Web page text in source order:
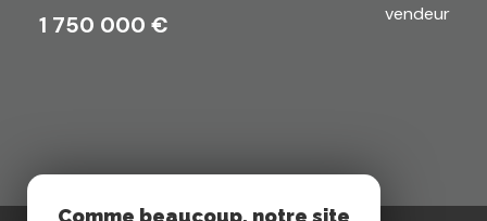
1 750 000 €
vendeur
Comme beaucoup, notre site